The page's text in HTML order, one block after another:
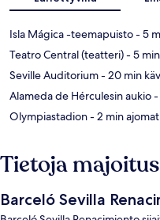
Isla Mágica -teemapuisto- 5
Teatro Central (teatteri)- 5
Seville Auditorium- 20 min
Alameda de Hérculesin aukio-
Olympiastadion- 2 min
Tietoja
Barceló Sevilla